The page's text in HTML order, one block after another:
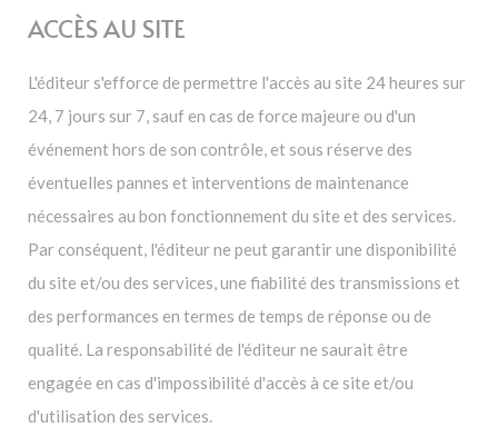
ACCÈS AU SITE
L'éditeur s'efforce de permettre l'accès au site 24 heures sur
24, 7 jours sur 7, sauf en cas de force majeure ou d'un
événement hors de son contrôle, et sous réserve des
éventuelles pannes et interventions de maintenance
nécessaires au bon fonctionnement du site et des services.
Par conséquent, l'éditeur ne peut garantir une disponibilité
du site et/ou des services, une fiabilité des transmissions et
des performances en termes de temps de réponse ou de
qualité. La responsabilité de l'éditeur ne saurait être
engagée en cas d'impossibilité d'accès à ce site et/ou
d'utilisation des services.